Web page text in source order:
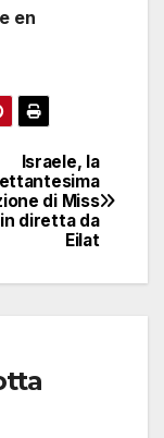
en
Israele, la
di Miss
diretta da
Eilat